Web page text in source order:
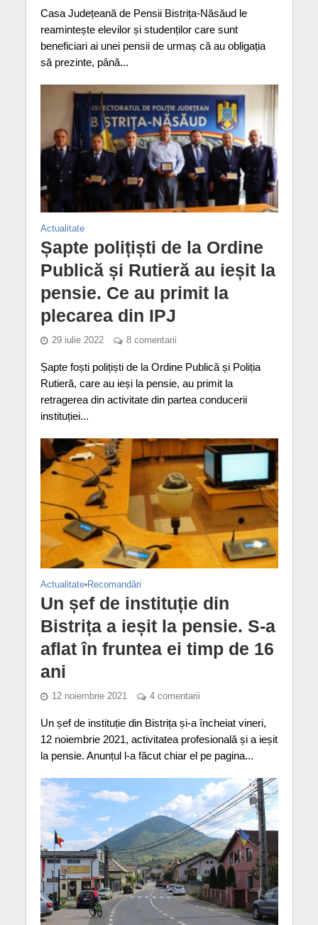
Casa Județeană de Pensii Bistrița-Năsăud le
reamintește elevilor și studenților care sunt
beneficiari ai unei pensii de urmaș că au obligația
să prezinte, până...
Actualitate
Șapte polițiști de la Ordine
Publică și Rutieră au ieșit la
pensie. Ce au primit la
plecarea din IPJ
29 iulie 2022 8 comentarii
Șapte foști polițiști de la Ordine Publică și Poliția
Rutieră, care au ieși la pensie, au primit la
retragerea din activitate din partea conducerii
instituției...
Actualitate•Recomandări
Un șef de instituție din
Bistrița a ieșit la pensie. S-a
aflat în fruntea ei timp de 16
ani
12 noiembrie 2021 4 comentarii
Un șef de instituție din Bistrița și-a încheiat vineri,
12 noiembrie 2021, activitatea profesională și a ieșit
la pensie. Anunțul l-a făcut chiar el pe pagina...